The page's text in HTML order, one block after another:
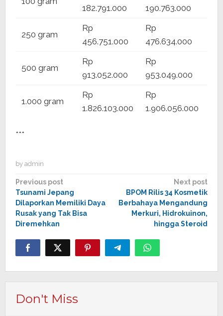
182.791.000 190.763.000
250 gram
Rp
456.751.000
Rp
476.634.000
500 gram
Rp
913.052.000
Rp
953.049.000
1.000 gram
Rp
1.826.103.000
Rp
1.906.056.000
***
by admin
Post
navigation
Previous post
Tsunami Jepang
Dilaporkan Memiliki Daya
Rusak yang Tak Bisa
Diremehkan
Next post
BPOM Rilis 34 Kosmetik
Berbahaya Mengandung
Merkuri, Hidrokuinon,
hingga Steroid
Don't Miss